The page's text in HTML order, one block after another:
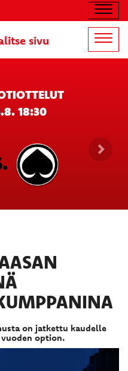
sivu
18:30
on jatkettu kaudelle
vuoden option.